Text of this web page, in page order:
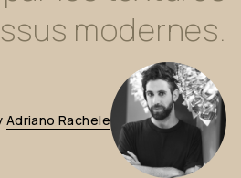
modernes.
Adriano Rachele